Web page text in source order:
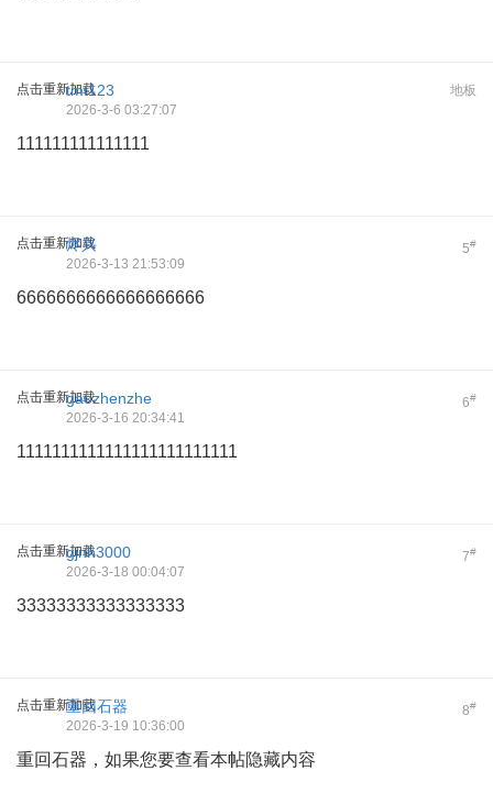
点击重新加载 地板
tmt123
2026-3-6 03:27:07
111111111111111
点击重新加载 5#
烬兴
2026-3-13 21:53:09
6666666666666666666
点击重新加载 6#
gaozhenzhe
2026-3-16 20:34:41
1111111111111111111111111
点击重新加载 7#
gjnh3000
2026-3-18 00:04:07
33333333333333333
点击重新加载 8#
重回石器
2026-3-19 10:36:00
重回石器，如果您要查看本帖隐藏内容